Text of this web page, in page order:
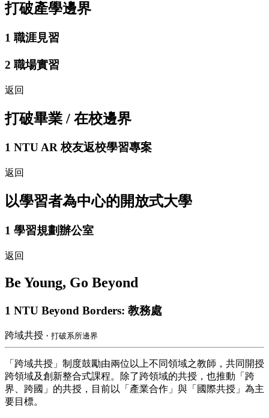
打破產學邊界
1 職涯見習
2 職場實習
返回
打破畢業 / 在校邊界
1 NTU AR 校友返校學習專案
返回
以學習者為中心的開放式大學
1 學習規劃辦公室
返回
Be Young, Go Beyond
1 NTU Beyond Borders: 教務處
跨域共授 ・打破系所邊界
「跨域共授」制度鼓勵由兩位以上不同領域之教師，共同開授
跨領域及創新整合式課程。除了跨領域的共授，也推動「跨
界、跨國」的共授，目前以「產業合作」與「國際共授」為主
要目標。